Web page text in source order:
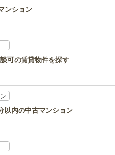
ンション
可の賃貸物件を探す
以内の中古マンション